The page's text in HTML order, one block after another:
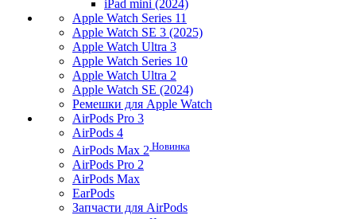
iPad mini (2024)
Apple Watch Series 11
Apple Watch SE 3 (2025)
Apple Watch Ultra 3
Apple Watch Series 10
Apple Watch Ultra 2
Apple Watch SE (2024)
Ремешки для Apple Watch
AirPods Pro 3
AirPods 4
AirPods Max 2 Новинка
AirPods Pro 2
AirPods Max
EarPods
Запчасти для AirPods